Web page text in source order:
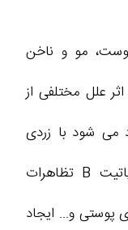
مو و ناخن
علل مختلفی از
می شود با زردی
پوست یا یرقان تظاهر می کنند. هپاتیت B تظاهرات
پوستی و... ایجاد